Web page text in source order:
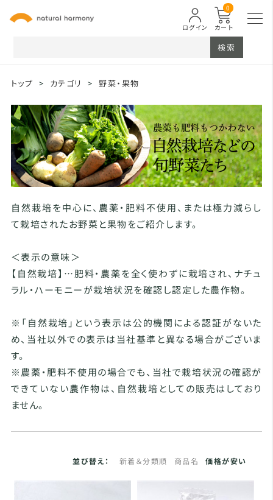
カート
0
ログイン
検索
トップ > カテゴリ > 野菜・果物
自然栽培を中心に、農薬・肥料不使用、または極力減らし
て栽培されたお野菜と果物をご紹介します。
＜表示の意味＞
【自然栽培】…肥料・農薬を全く使わずに栽培され、ナチュ
ラル・ハーモニーが栽培状況を確認し認定した農作物。
※「自然栽培」という表示は公的機関による認証がないた
め、当社以外での表示は当社基準と異なる場合がございま
す。
※農薬・肥料不使用の場合でも、当社で栽培状況の確認が
できていない農作物は、自然栽培としての販売はしており
ません。
並び替え： 新着＆分類順 商品名 価格が安い